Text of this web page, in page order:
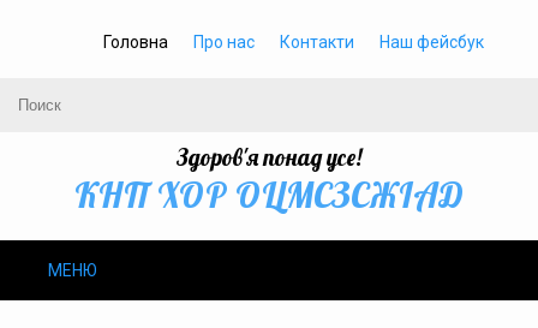
Головна Про нас Контакти Наш фейсбук
Здоров'я понад усе!
КНП ХОР ОЦМСЗСЖIАД
МЕНЮ